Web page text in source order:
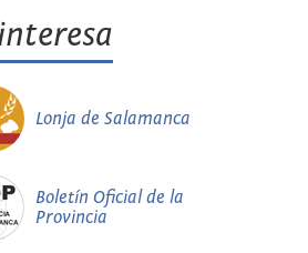
Lonja de Salamanca
Boletín Oficial de la
Provincia